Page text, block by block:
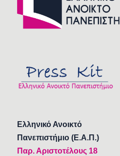
Ελληνικό Ανοικτό
Πανεπιστήμιο (Ε.Α.Π.)
Παρ. Αριστοτέλους 18